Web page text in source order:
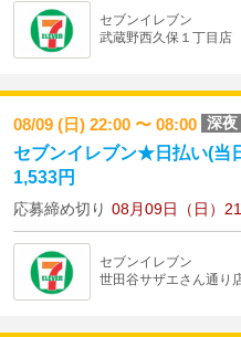
セブンイレブン
武蔵野西久保１丁目店
08/09 (日) 22:00 〜 08:00 深夜
セブンイレブン★日払い(当
1,533円
応募締め切り 08月09日（日）
セブンイレブン
世田谷サザエさん通り